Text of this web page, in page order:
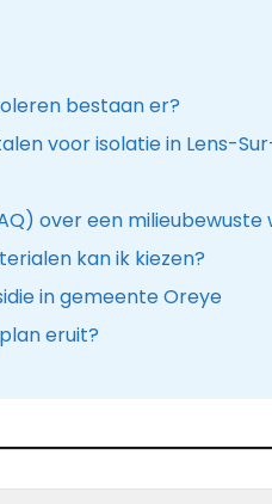
bestaan er?
voor isolatie in Lens-
over een milieubewuste
kan ik kiezen?
in gemeente Oreye
eruit?